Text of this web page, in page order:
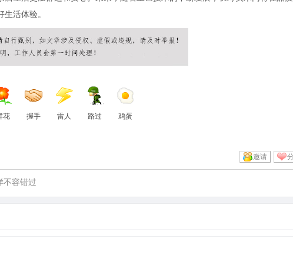
活体验。
花 握手 雷人 路过 鸡蛋
邀请
不容错过